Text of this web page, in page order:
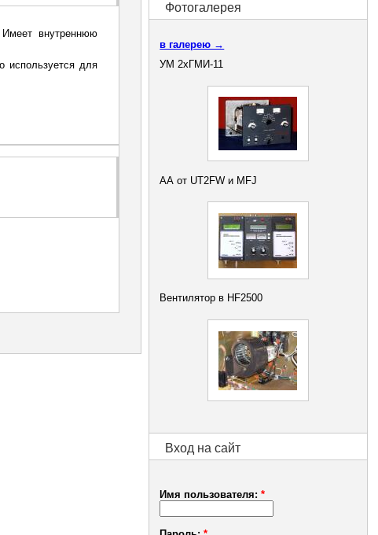
внутреннюю
используется для
Фотогалерея
в галерею →
УМ 2хГМИ-11
АА от UT2FW и MFJ
Вентилятор в HF2500
Вход на сайт
Имя пользователя:*